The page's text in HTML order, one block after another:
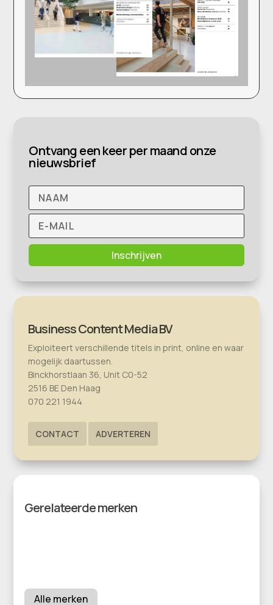
Ontvang een keer per maand onze
nieuwsbrief
Inschrijven
Business Content Media BV
Exploiteert verschillende titels in print, online en waar
mogelijk daartussen.
Binckhorstlaan 36, Unit C0-52
2516 BE Den Haag
070 221 1944
CONTACT ADVERTEREN
Gerelateerde merken
Alle merken